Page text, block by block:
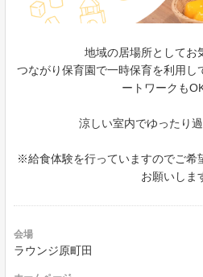
地域の居場所としてお
つながり保育園で一時保育を利用し
ートワークも
涼しい室内でゆったり
※給食体験を行っていますのでご希
お願いしま
会場
ラウンジ原町田